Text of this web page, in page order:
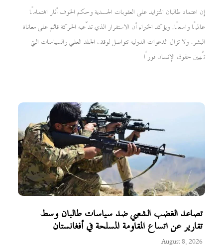
تصاعد الغضب الشعبي ضد سياسات طالبان وسط
تقارير عن اتساع المقاومة المسلحة في أفغانستان
August 8, 2026
إن اعتماد طالبان المتزايد على العقوبات الجسدية وحكم الخوف أثار اهتمامًا
عالميًا واسعًا. ويؤكد الخبراء أن الاستقرار الذي تدّعيه الحركة قائم على معاناة
البشر. ولا تزال الدعوات الدولية تتواصل لوقف الجلد العلني والسياسات التي
تُهين حقوق الإنسان فورًا